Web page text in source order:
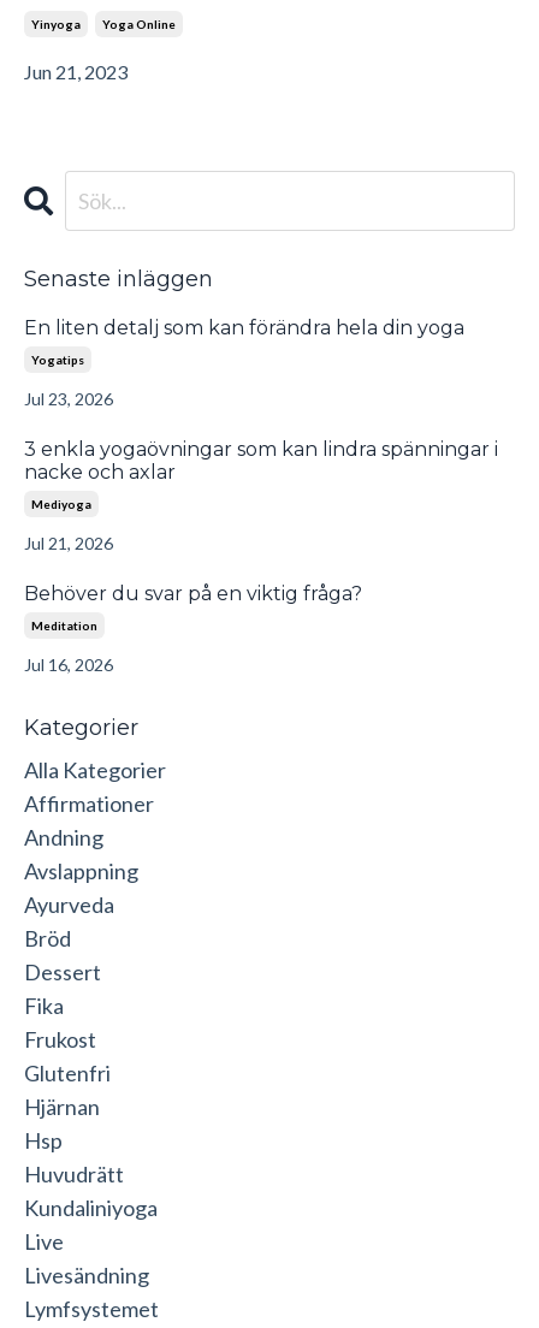
Yinyoga Yoga Online
Jun 21, 2023
Senaste inläggen
En liten detalj som kan förändra hela din yoga
Yogatips
Jul 23, 2026
3 enkla yogaövningar som kan lindra spänningar i
nacke och axlar
Mediyoga
Jul 21, 2026
Behöver du svar på en viktig fråga?
Meditation
Jul 16, 2026
Kategorier
Alla Kategorier
Affirmationer
Andning
Avslappning
Ayurveda
Bröd
Dessert
Fika
Frukost
Glutenfri
Hjärnan
Hsp
Huvudrätt
Kundaliniyoga
Live
Livesändning
Lymfsystemet